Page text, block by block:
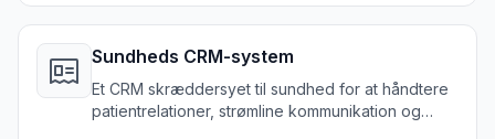
Sundheds CRM-system
Et CRM skræddersyet til sundhed for at håndtere
patientrelationer, strømline kommunikation og